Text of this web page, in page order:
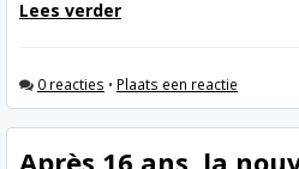
Lees verder
0 reacties • Plaats een reactie
Après 16 ans, la